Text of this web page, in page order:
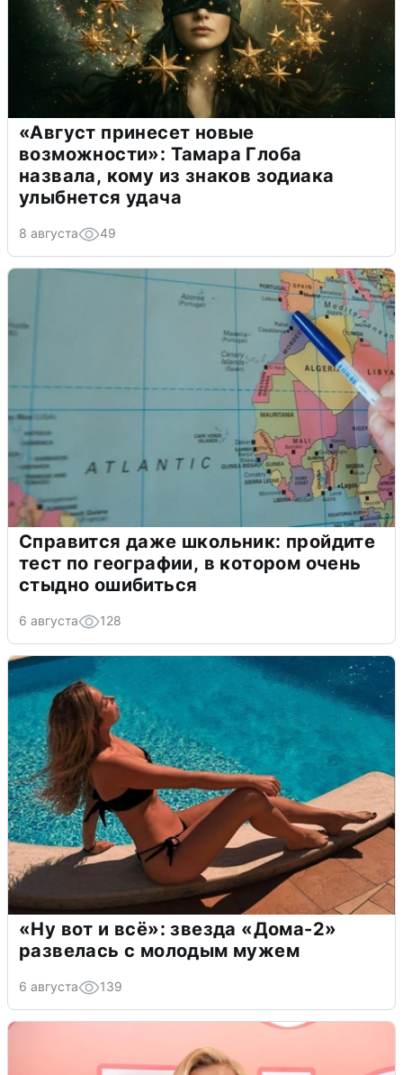
«Август принесет новые
возможности»: Тамара Глоба
назвала, кому из знаков зодиака
улыбнется удача
8 августа 49
Справится даже школьник: пройдите
тест по географии, в котором очень
стыдно ошибиться
6 августа 128
«Ну вот и всё»: звезда «Дома-2»
развелась с молодым мужем
6 августа 139